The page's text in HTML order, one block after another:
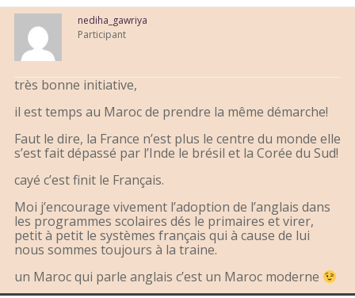
nediha_gawriya
Participant
très bonne initiative,
il est temps au Maroc de prendre la même démarche!
Faut le dire, la France n’est plus le centre du monde elle
s’est fait dépassé par l’Inde le brésil et la Corée du Sud!
cayé c’est finit le Français.
Moi j’encourage vivement l’adoption de l’anglais dans
les programmes scolaires dés le primaires et virer,
petit à petit le systèmes français qui à cause de lui
nous sommes toujours à la traine.
un Maroc qui parle anglais c’est un Maroc moderne